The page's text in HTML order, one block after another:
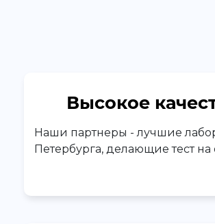
Высокое
Наши партнеры - лучшие
Петербурга, делающие тест на